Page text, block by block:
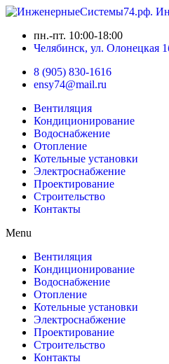
пн.-пт. 10:00-18:00
Челябинск, ул. Олонецкая
8 (905) 830-1616
ensy74@mail.ru
Вентиляция
Кондиционирование
Водоснабжение
Отопление
Котельные установки
Электроснабжение
Проектирование
Строительство
Контакты
Menu
Вентиляция
Кондиционирование
Водоснабжение
Отопление
Котельные установки
Электроснабжение
Проектирование
Строительство
Контакты